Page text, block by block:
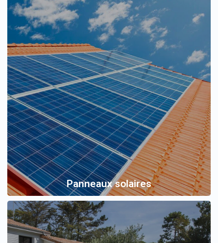
Panneaux solaires